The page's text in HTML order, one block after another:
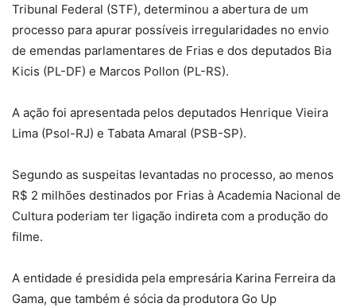
Tribunal Federal (STF), determinou a abertura de um
processo para apurar possíveis irregularidades no envio
de emendas parlamentares de Frias e dos deputados Bia
Kicis (PL-DF) e Marcos Pollon (PL-RS).
A ação foi apresentada pelos deputados Henrique Vieira
Lima (Psol-RJ) e Tabata Amaral (PSB-SP).
Segundo as suspeitas levantadas no processo, ao menos
R$ 2 milhões destinados por Frias à Academia Nacional de
Cultura poderiam ter ligação indireta com a produção do
filme.
A entidade é presidida pela empresária Karina Ferreira da
Gama, que também é sócia da produtora Go Up